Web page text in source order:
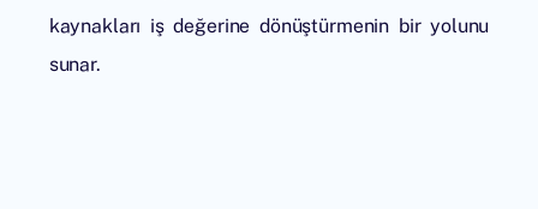
kaynakları iş değerine dönüştürmenin bir yolunu
sunar.